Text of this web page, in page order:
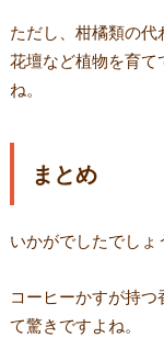
ただし、柑橘類の代
花壇など植物を育て
ね。
まとめ
いかがでしたでしょ
コーヒーかすが持
て驚きですよね。